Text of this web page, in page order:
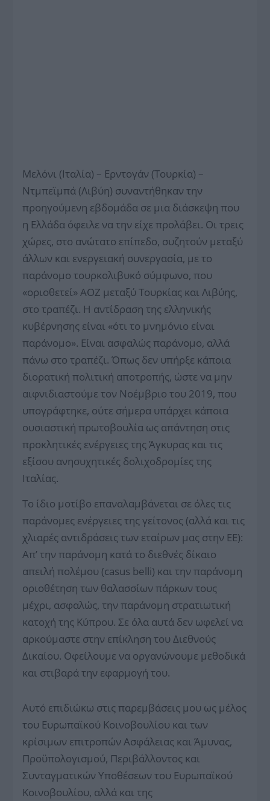
Μελόνι (Ιταλία) – Ερντογάν (Τουρκία) –
Ντμπεϊμπά (Λιβύη) συναντήθηκαν την
προηγούμενη εβδομάδα σε μια διάσκεψη που
η Ελλάδα όφειλε να την είχε προλάβει. Οι τρεις
χώρες, στο ανώτατο επίπεδο, συζητούν μεταξύ
άλλων και ενεργειακή συνεργασία, με το
παράνομο τουρκολιβυκό σύμφωνο, που
«οριοθετεί» ΑΟΖ μεταξύ Τουρκίας και Λιβύης,
στο τραπέζι. Η αντίδραση της ελληνικής
κυβέρνησης είναι «ότι το μνημόνιο είναι
παράνομο». Είναι ασφαλώς παράνομο, αλλά
πάνω στο τραπέζι. Όπως δεν υπήρξε κάποια
διορατική πολιτική αποτροπής, ώστε να μην
αιφνιδιαστούμε τον Νοέμβριο του 2019, που
υπογράφτηκε, ούτε σήμερα υπάρχει κάποια
ουσιαστική πρωτοβουλία ως απάντηση στις
προκλητικές ενέργειες της Άγκυρας και τις
εξίσου ανησυχητικές δολιχοδρομίες της
Ιταλίας.
Το ίδιο μοτίβο επαναλαμβάνεται σε όλες τις
παράνομες ενέργειες της γείτονος (αλλά και τις
χλιαρές αντιδράσεις των εταίρων μας στην ΕΕ):
Απ’ την παράνομη κατά το διεθνές δίκαιο
απειλή πολέμου (casus belli) και την παράνομη
οριοθέτηση των θαλασσίων πάρκων τους
μέχρι, ασφαλώς, την παράνομη στρατιωτική
κατοχή της Κύπρου. Σε όλα αυτά δεν ωφελεί να
αρκούμαστε στην επίκληση του Διεθνούς
Δικαίου. Οφείλουμε να οργανώνουμε μεθοδικά
και στιβαρά την εφαρμογή του.
Αυτό επιδιώκω στις παρεμβάσεις μου ως μέλος
του Ευρωπαϊκού Κοινοβουλίου και των
κρίσιμων επιτροπών Ασφάλειας και Άμυνας,
Προϋπολογισμού, Περιβάλλοντος και
Συνταγματικών Υποθέσεων του Ευρωπαϊκού
Κοινοβουλίου, αλλά και της